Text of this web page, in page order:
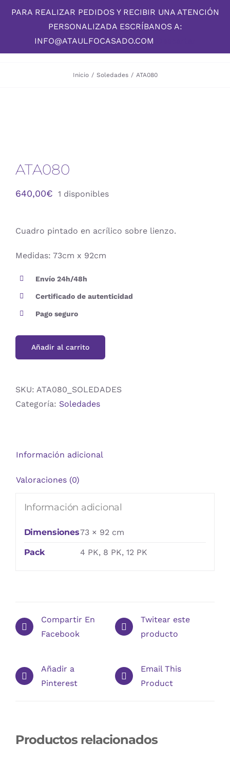
Inicio / Soledades / ATA080
ATA080
640,00€ 1 disponibles
Cuadro pintado en acrílico sobre lienzo.
Medidas: 73cm x 92cm
Envío 24h/48h
Certificado de autenticidad
Pago seguro
Añadir al carrito
SKU: ATA080_SOLEDADES
Categoría: Soledades
Información adicional
Valoraciones (0)
Información adicional
Dimensiones73 × 92 cm
Pack 4 PK, 8 PK, 12 PK
Compartir En
Facebook
Twitear este
producto
Añadir a
Pinterest
Email This
Product
Productos relacionados
AÑADIR
PARA REALIZAR PEDIDOS Y RECIBIR UNA ATENCIÓN
PERSONALIZADA ESCRÍBANOS A:
INFO@ATAULFOCASADO.COM